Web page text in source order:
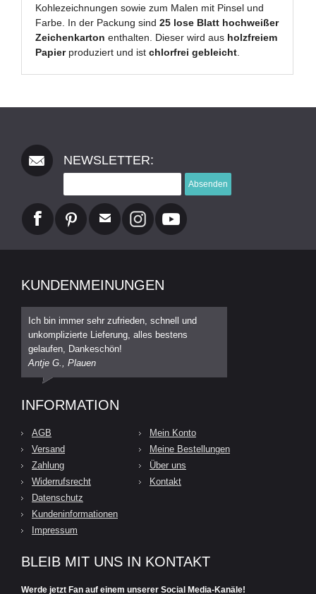
Kohlezeichnungen sowie zum Malen mit Pinsel und
Farbe. In der Packung sind25 lose Blatt hochweißer
Zeichenkarton enthalten. Dieser wird aus holzfreiem
Papierproduziert und istchlorfrei gebleicht.
NEWSLETTER:
Absenden
KUNDENMEINUNGEN
Ich bin immer sehr zufrieden, schnell und
unkomplizierte Lieferung, alles bestens
gelaufen, Dankeschön!
Antje G., Plauen
INFORMATION
AGB
Versand
Zahlung
Widerrufsrecht
Datenschutz
Kundeninformationen
Impressum
Mein Konto
Meine Bestellungen
Über uns
Kontakt
BLEIB MIT UNS IN KONTAKT
Werde jetzt Fan auf einem unserer Social Media-Kanäle!